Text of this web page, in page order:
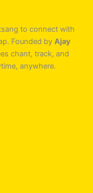
to connect with
Founded by Ajay
chant, track, and
anywhere.